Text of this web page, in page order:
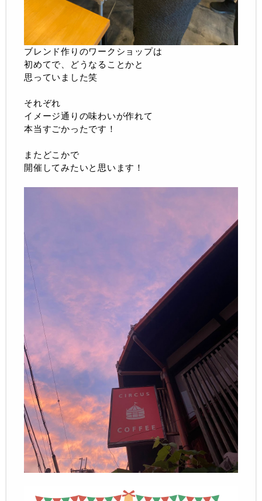
ブレンド作りのワークショップは
初めてで、どうなることかと
思っていました笑
それぞれ
イメージ通りの味わいが作れて
本当すごかったです！
またどこかで
開催してみたいと思います！